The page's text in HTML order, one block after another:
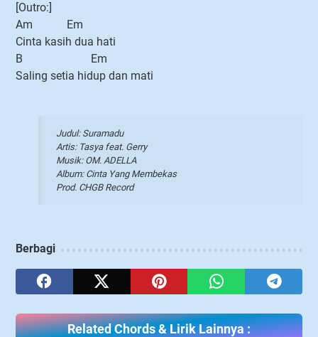
[Outro:]
Am Em
Cinta kasih dua hati
B Em
Saling setia hidup dan mati
Judul: Suramadu
Artis: Tasya feat. Gerry
Musik: OM. ADELLA
Album: Cinta Yang Membekas
Prod. CHGB Record
Berbagi
Related Chords & Lirik Lainnya :